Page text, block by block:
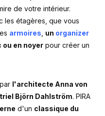
de votre intérieur.
les étagères, que vous
armoires un organizer
ou en noyer pour créer un
l'architecte Anna von
Björn Dahlström. PIRA
d'un classique du